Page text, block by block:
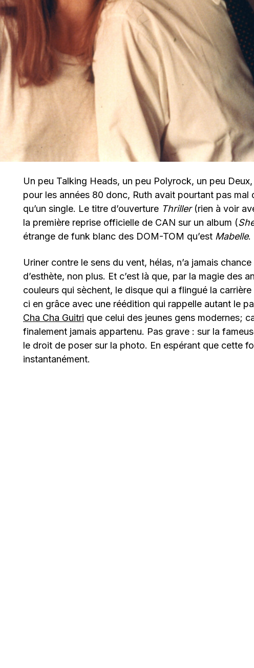
Un peu Talking Heads, un peu Polyrock, un peu
pour les années 80 donc, Ruth avait pourtant pas mal
qu’un single. Le titre d’ouverture Thriller(rien à voir
la première reprise officielle de CAN sur un album (
étrange de funk blanc des DOM-TOM qu’est Mabelle.
Uriner contre le sens du vent, hélas, n’a jamais
d’esthète, non plus. Et c’est là que, par la magie des
couleurs qui sèchent, le disque qui a flingué la
ci en grâce avec une réédition qui rappelle autant le
Cha Cha Guitri que celui des jeunes gens modernes;
finalement jamais appartenu. Pas grave : sur la
le droit de poser sur la photo. En espérant que cette
instantanément.